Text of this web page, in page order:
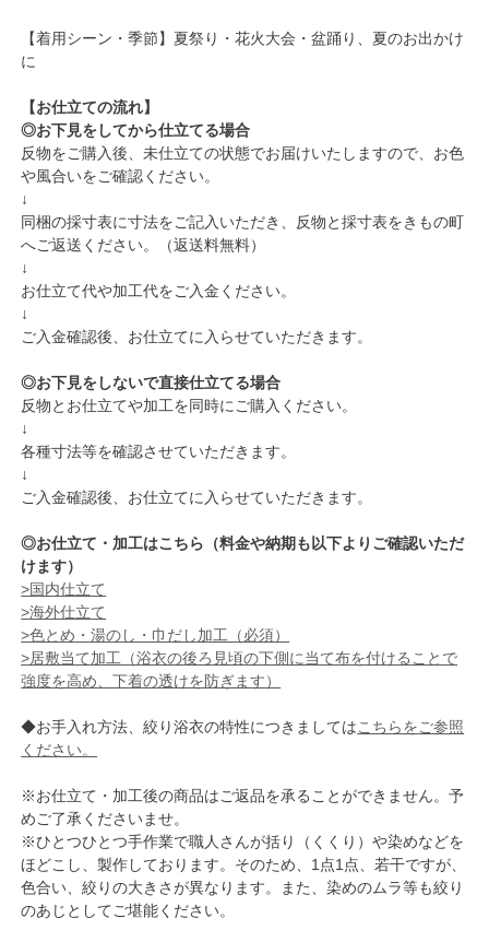
【着用シーン・季節】夏祭り・花火大会・盆踊り、夏のお出かけ
に
【お仕立ての流れ】
◎お下見をしてから仕立てる場合
反物をご購入後、未仕立ての状態でお届けいたしますので、お色
や風合いをご確認ください。
↓
同梱の採寸表に寸法をご記入いただき、反物と採寸表をきもの町
へご返送ください。（返送料無料）
↓
お仕立て代や加工代をご入金ください。
↓
ご入金確認後、お仕立てに入らせていただきます。
◎お下見をしないで直接仕立てる場合
反物とお仕立てや加工を同時にご購入ください。
↓
各種寸法等を確認させていただきます。
↓
ご入金確認後、お仕立てに入らせていただきます。
◎お仕立て・加工はこちら（料金や納期も以下よりご確認いただ
けます）
>国内仕立て
>海外仕立て
>色とめ・湯のし・巾だし加工（必須）
>居敷当て加工（浴衣の後ろ見頃の下側に当て布を付けることで
強度を高め、下着の透けを防ぎます）
◆お手入れ方法、絞り浴衣の特性につきましてはこちらをご参照
ください。
※お仕立て・加工後の商品はご返品を承ることができません。予
めご了承くださいませ。
※ひとつひとつ手作業で職人さんが括り（くくり）や染めなどを
ほどこし、製作しております。そのため、1点1点、若干ですが、
色合い、絞りの大きさが異なります。また、染めのムラ等も絞り
のあじとしてご堪能ください。